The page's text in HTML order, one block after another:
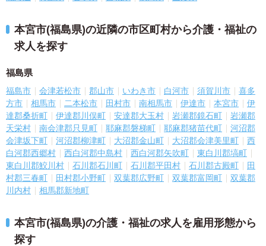
本宮市(福島県)の近隣の市区町村から介護・福祉の
求人を探す
福島県
福島市 会津若松市 郡山市 いわき市 白河市 須賀川市
喜多
方市
相馬市 二本松市 田村市 南相馬市 伊達市 本宮市
伊
達郡桑折町
伊達郡川俣町 安達郡大玉村 岩瀬郡鏡石町
岩瀬郡
天栄村
南会津郡只見町 耶麻郡磐梯町 耶麻郡猪苗代町
河沼郡
会津坂下町
河沼郡柳津町 大沼郡金山町 大沼郡会津美里町
西
白河郡西郷村
西白河郡中島村 西白河郡矢吹町
東白川郡塙町
東白川郡鮫川村
石川郡石川町 石川郡平田村 石川郡古殿町
田
村郡三春町
田村郡小野町 双葉郡広野町 双葉郡富岡町
双葉郡
川内村
相馬郡新地町
本宮市(福島県)の介護・福祉の求人を雇用形態から
探す